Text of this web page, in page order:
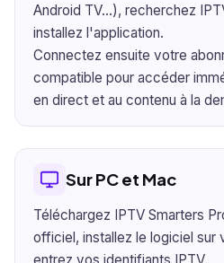
Android TV…), recherchez
installez l'application.
Connectez ensuite votre
compatible pour accéder
en direct et au contenu à la
Sur PC et Mac
Téléchargez IPTV Smarters
officiel, installez le logiciel sur